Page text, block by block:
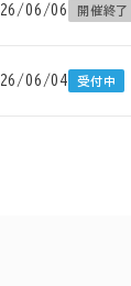
06/06 開催終了
06/04 受付中